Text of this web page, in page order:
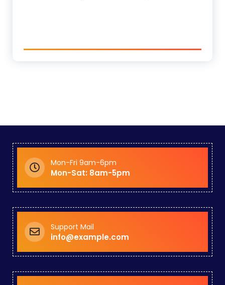
Mon-Fri 9am-6pm
Mon-Sat: 8am-5pm
Support Mail
info@example.com